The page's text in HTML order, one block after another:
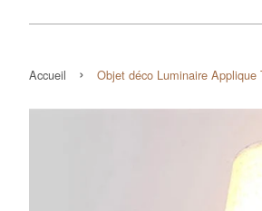
Accueil › Objet déco Luminaire